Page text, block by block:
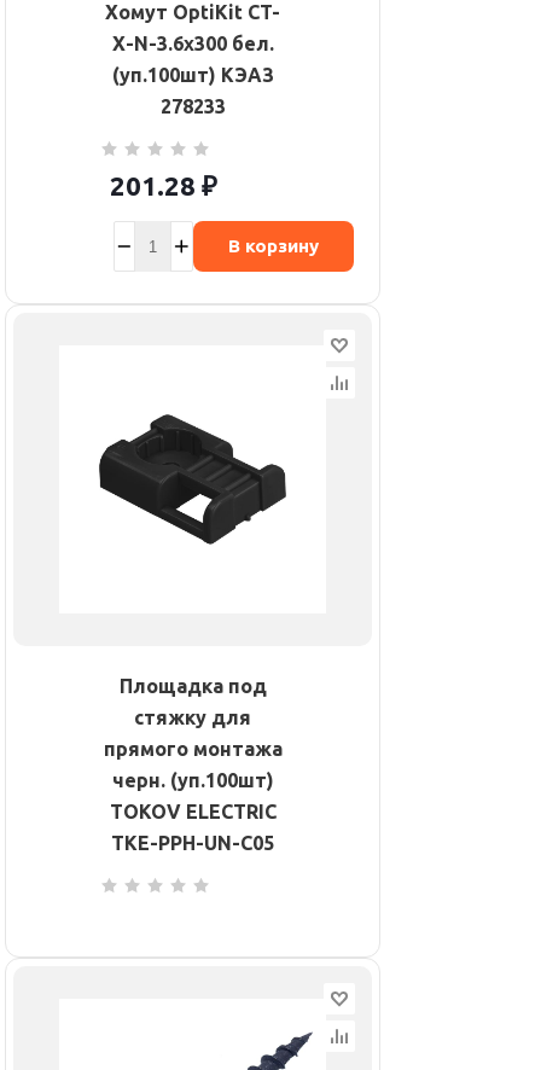
Хомут OptiKit CT-
Х-N-3.6х300 бел.
(уп.100шт) КЭАЗ
278233
201.28 ₽
В корзину
Площадка под
стяжку для
прямого монтажа
черн. (уп.100шт)
TOKOV ELECTRIC
TKE-PPH-UN-C05